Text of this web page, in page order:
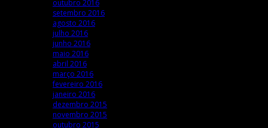
outubro 2016
setembro 2016
agosto 2016
julho 2016
junho 2016
maio 2016
abril 2016
março 2016
fevereiro 2016
janeiro 2016
dezembro 2015
novembro 2015
outubro 2015